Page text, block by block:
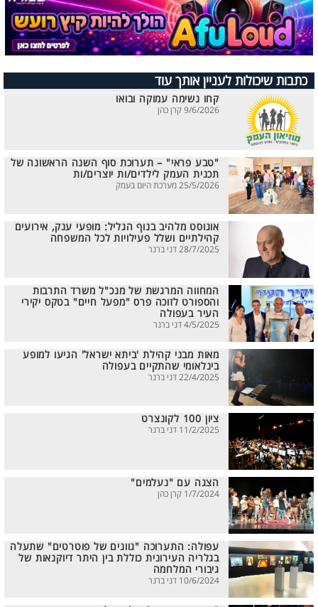
כתבות שיכולות לעניין אותך עוד
קחו נשימה עמוקה ובואו
9/6/2026 קרן כהן
"טבע פראי" – תערוכת סוף השנה הראשונה של
תכנית העמק לילדים/ות יוצרים/ות
25/5/2026 מערכת היום בעמק
אוגוסט מלהיב בנוף הגליל: מופעי ענק, אירועים
קהילתיים ושלל פעילויות לכל המשפחה
28/7/2025 דני ברנר
המחווה המרגשת של מנכ"ל משרד התרבות
והספורט לזוכה פרס "מפעל חיים" בטקס יקירי
העיר בעפולה
4/5/2025 דני ברנר
מאות מבני קהילת 'ביתא ישראל' הגיעו למופע
בינלאומי שהתקיים בעפולה
22/4/2025 דני ברנר
ציון 100 לקונצרט
11/2/2025 דני ברנר
הצגה עם "נעלמים"
1/7/2024 קרן כהן
עפולה: התערוכה "גוונים של פוטרטים" שתעלה
בגלריה העירונית כוללת בין היתר דיוקנאות של
גיבורי המלחמה
10/6/2024 דני ברנר